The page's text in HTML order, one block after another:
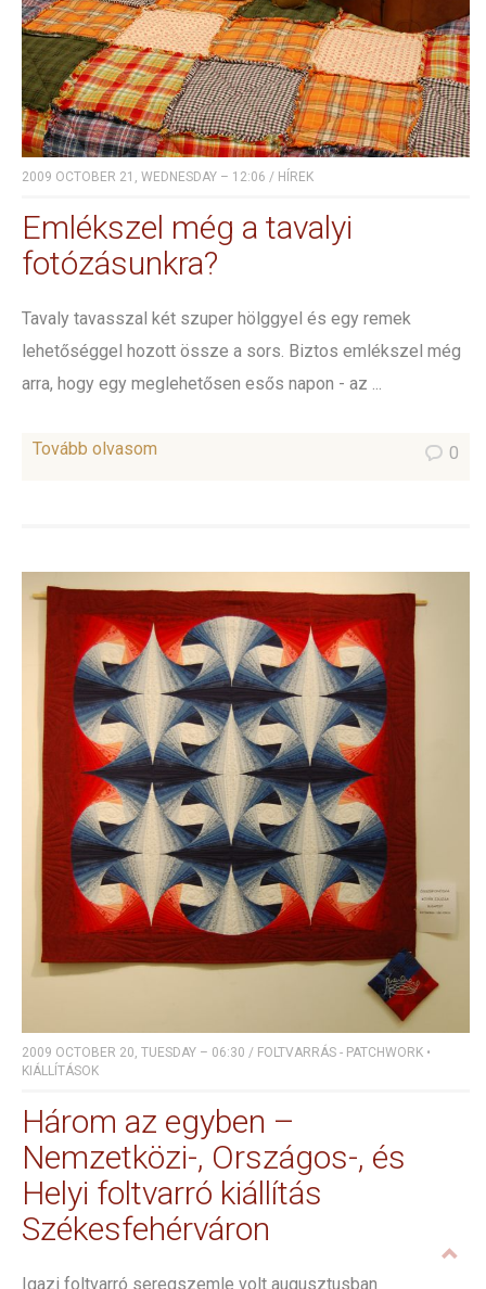
2009 OCTOBER 21, WEDNESDAY – 12:06 / HÍREK
Emlékszel még a tavalyi
fotózásunkra?
Tavaly tavasszal két szuper hölggyel és egy remek
lehetőséggel hozott össze a sors. Biztos emlékszel még
arra, hogy egy meglehetősen esős napon - az ...
Tovább olvasom 0
2009 OCTOBER 20, TUESDAY – 06:30 / FOLTVARRÁS - PATCHWORK •
KIÁLLÍTÁSOK
Három az egyben –
Nemzetközi-, Országos-, és
Helyi foltvarró kiállítás
Székesfehérváron
Igazi foltvarró seregszemle volt augusztusban